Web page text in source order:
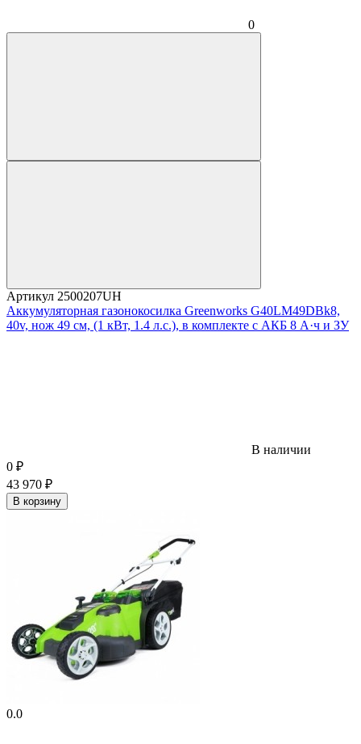
0
Артикул 2500207UH
Аккумуляторная газонокосилка Greenworks G40LM49DBk8,
40v, нож 49 см, (1 кВт, 1.4 л.с.), в комплекте с АКБ 8 А·ч и ЗУ
В наличии
0 ₽
43 970 ₽
В корзину
0.0